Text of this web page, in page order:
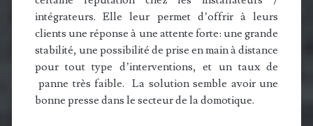
intégrateurs. Elle leur permet d’offrir à leurs
clients une réponse à une attente forte: une grande
stabilité, une possibilité de prise en main à distance
pour tout type d’interventions, et un taux de
panne très faible. La solution semble avoir une
bonne presse dans le secteur de la domotique.